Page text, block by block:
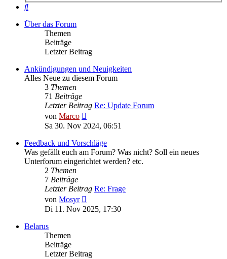
Suche
Über das Forum
Themen
Beiträge
Letzter Beitrag
Ankündigungen und Neuigkeiten
Alles Neue zu diesem Forum
3 Themen
71 Beiträge
Letzter Beitrag Re: Update Forum
von Marco
Beitrag
Sa 30. Nov 2024, 06:51
Feedback und Vorschläge
Was gefällt euch am Forum? Was nicht? Soll ein neues
Unterforum eingerichtet werden? etc.
2 Themen
7 Beiträge
Letzter Beitrag Re: Frage
von Mosyr
Beitrag
Di 11. Nov 2025, 17:30
Belarus
Themen
Beiträge
Letzter Beitrag